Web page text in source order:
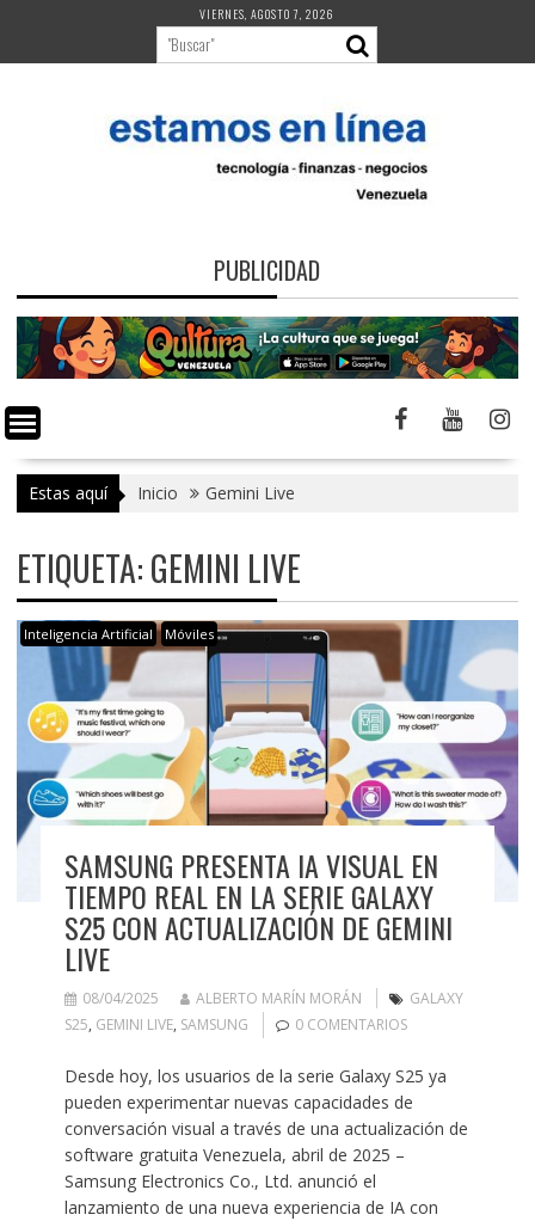
contenido
VIERNES, AGOSTO 7, 2026
PUBLICIDAD
Estas aquí Inicio Gemini Live
ETIQUETA:GEMINI LIVE
Inteligencia Artificial Móviles
SAMSUNG PRESENTA IA VISUAL EN
TIEMPO REAL EN LA SERIE GALAXY
S25 CON ACTUALIZACIÓN DE GEMINI
LIVE
08/04/2025 ALBERTO MARÍN MORÁN
GALAXY
S25, GEMINI LIVE, SAMSUNG 0 COMENTARIOS
Desde hoy, los usuarios de la serie Galaxy S25 ya
pueden experimentar nuevas capacidades de
conversación visual a través de una actualización de
software gratuita Venezuela, abril de 2025 –
Samsung Electronics Co., Ltd. anunció el
lanzamiento de una nueva experiencia de IA con